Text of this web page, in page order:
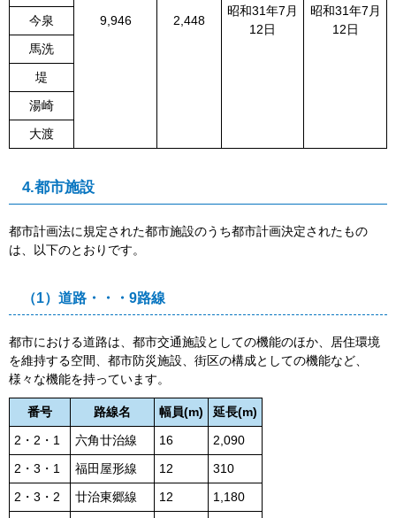
9,946 2,448
昭和31年7月
12日
昭和31年7月
12日
今泉
馬洗
堤
湯崎
大渡
4.都市施設
都市計画法に規定された都市施設のうち都市計画決定されたもの
は、以下のとおりです。
（1）道路・・・9路線
都市における道路は、都市交通施設としての機能のほか、居住環境
を維持する空間、都市防災施設、街区の構成としての機能など、
様々な機能を持っています。
番号 路線名 幅員(m)
延長(m)
2・2・1
六角廿治線 16
2,090
2・3・1
福田屋形線 12
310
2・3・2
廿治東郷線 12
1,180